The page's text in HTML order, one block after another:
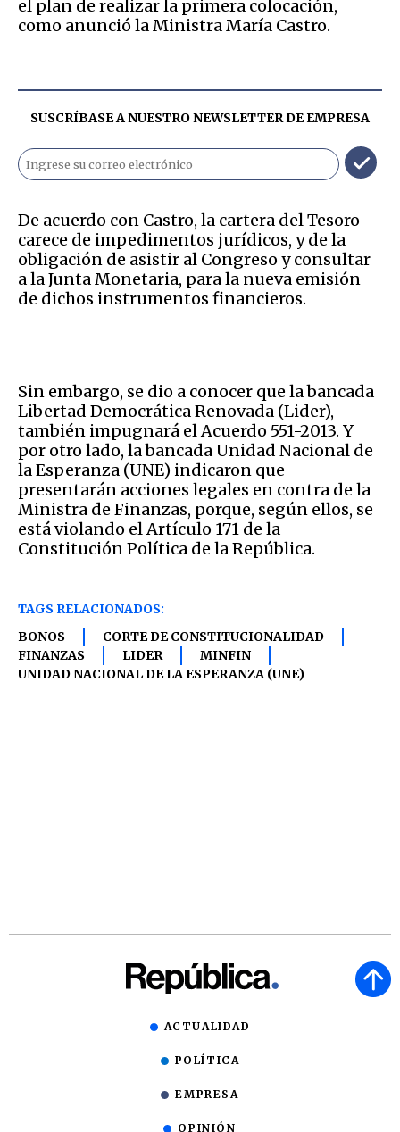
el plan de realizar la primera colocación,
como anunció la Ministra María Castro.
SUSCRÍBASE A NUESTRO NEWSLETTER DEEMPRESA
De acuerdo con Castro, la cartera del Tesoro
carece de impedimentos jurídicos, y de la
obligación de asistir al Congreso y consultar
a la Junta Monetaria, para la nueva emisión
de dichos instrumentos financieros.
Sin embargo, se dio a conocer que la bancada
Libertad Democrática Renovada (Lider),
también impugnará el Acuerdo 551-2013. Y
por otro lado, la bancada Unidad Nacional de
la Esperanza (UNE) indicaron que
presentarán acciones legales en contra de la
Ministra de Finanzas, porque, según ellos, se
está violando el Artículo 171 de la
Constitución Política de la República.
TAGS RELACIONADOS:
BONOS
CORTE DE CONSTITUCIONALIDAD
FINANZAS
LIDER
MINFIN
UNIDAD NACIONAL DE LA ESPERANZA (UNE)
ACTUALIDAD
POLÍTICA
EMPRESA
OPINIÓN